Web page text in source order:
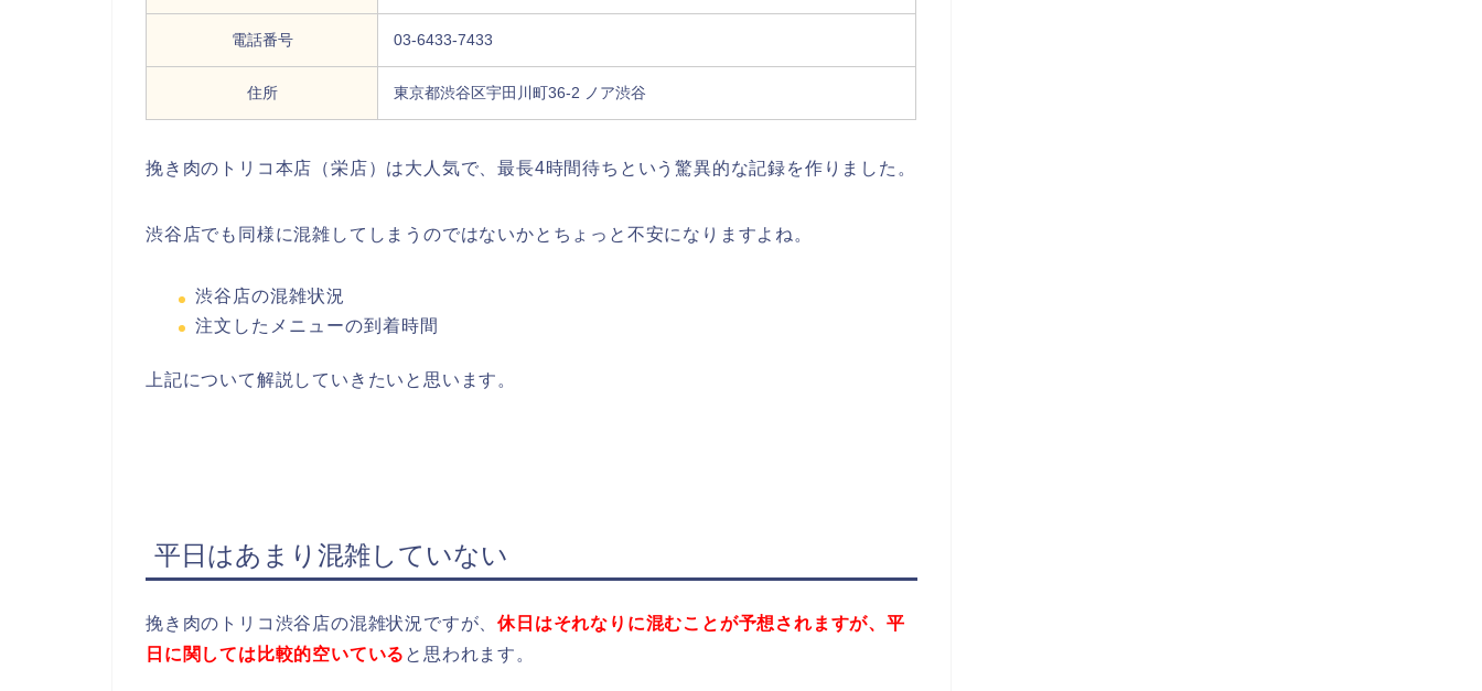
電話番号 03-6433-7433
住所 東京都渋谷区宇田川町36-2 ノア渋谷
挽き肉のトリコ本店（栄店）は大人気で、最長4時間待ちという驚異的な記録を作りました。
渋谷店でも同様に混雑してしまうのではないかとちょっと不安になりますよね。
渋谷店の混雑状況
注文したメニューの到着時間
上記について解説していきたいと思います。
平日はあまり混雑していない
挽き肉のトリコ渋谷店の混雑状況ですが、休日はそれなりに混むことが予想されますが、平
日に関しては比較的空いている と思われます。